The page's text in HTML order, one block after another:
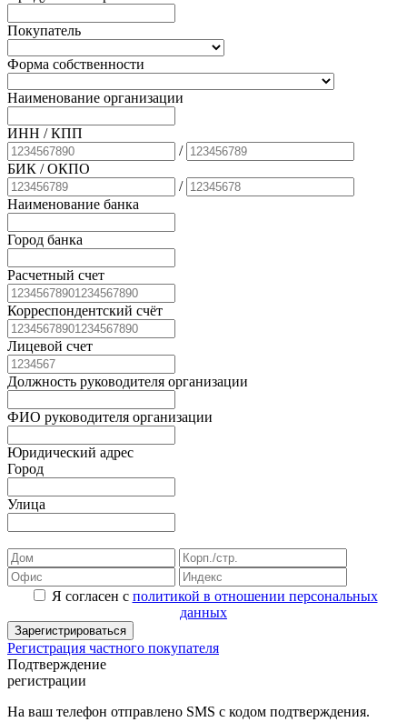
Покупатель
Форма собственности
Наименование организации
ИНН / КПП
/
БИК / ОКПО
/
Наименование банка
Город банка
Расчетный счет
Корреспондентский счёт
Лицевой счет
Должность руководителя организации
ФИО руководителя организации
Юридический адрес
Город
Улица
Я согласен с политикой в отношении персональных
данных
Зарегистрироваться
Регистрация частного покупателя
Подтверждение
регистрации
На ваш телефон отправлено SMS с кодом подтверждения.